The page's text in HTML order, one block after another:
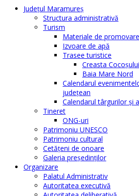
Judeţul Maramureş
Structura administrativă
Turism
Materiale de promovare
Izvoare de apă
Trasee turistice
Creasta Cocoșului
Baia Mare Nord
Calendarul
judeţean
Calendarul târgurilor şi
Tineret
ONG-uri
Patrimoniu UNESCO
Patrimoniu cultural
Cetăţeni de onoare
Galeria președinților
Organizare
Palatul Administrativ
Autoritatea executivă